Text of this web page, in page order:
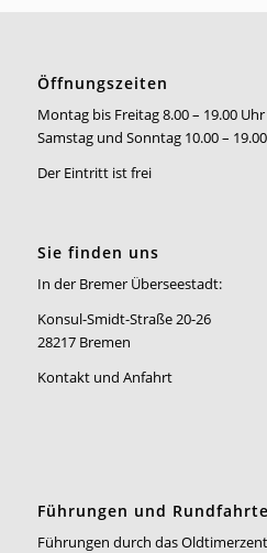
Öffnungszeiten
Montag bis Freitag 8.00 – 19.00 Uhr
Samstag und Sonntag 10.00 –
Der Eintritt ist frei
Sie finden uns
In der Bremer Überseestadt:
Konsul-Smidt-Straße 20-26
28217 Bremen
Kontakt und Anfahrt
Führungen und
Führungen durch das